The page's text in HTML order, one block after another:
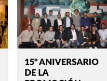
15º ANIVERSARIO
DE LA